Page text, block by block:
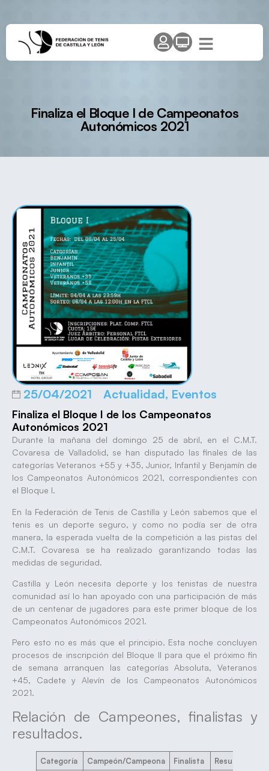
Finaliza el Bloque I de Campeonatos
Autonómicos 2021
25/04/2021 Actualidad, Eventos
Finaliza el Bloque I de los Campeonatos
Autonómicos 2021
Durante la mañana del domingo 25 de abril, en el C.M.T.
Covaresa de Valladolid, se han disputado las finales de las
categorías Veteranos +55 y +35, Junior, Infantil y Benjamín de
los Campeonatos Autonómicos 2021, correspondientes con
el Bloque I.
En la Federación de Tenis de Castilla y León sabemos que el
tenis es un deporte seguro, y como no podía ser de otra
manera, la esperada vuelta de la competición a las pistas del
C.M.T. Covaresa se ha realizado garantizando todas las
medidas de seguridad.
Castilla y León necesita deporte y los tenistas de nuestra
comunidad así lo han apoyado con una participación de más
de un centenar de jugadores para este primer bloque de los
Campeonatos Autonómicos 2021.
Pero esto no es más que el principio. Esta noche concluyen
procesos de inscripción del Bloque II para que el próximo fin
de semana arranquen las categorías Absoluta, Veteranos
+45, Cadete y Alevín de los Campeonatos Autonómicos
2021.
Relación de Campeones, finalistas y
resultados.
Categoría Campeón/Campeona Finalista
Resultado